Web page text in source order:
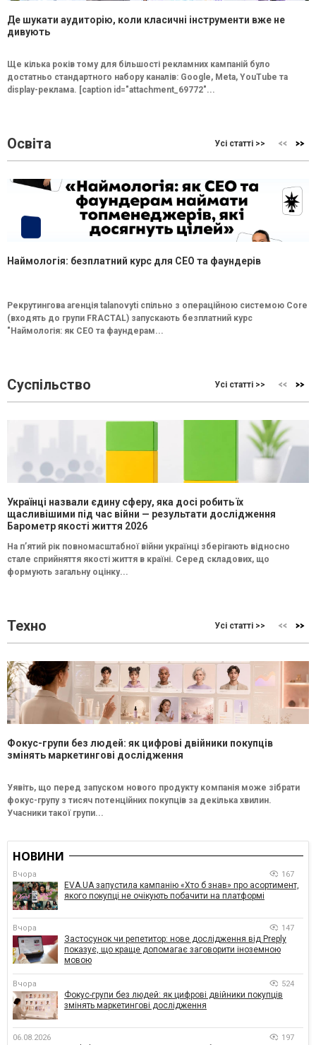
Де шукати аудиторію, коли класичні інструменти вже не
дивують
Ще кілька років тому для більшості рекламних кампаній було
достатньо стандартного набору каналів: Google, Meta, YouTube та
display-реклама. [caption id="attachment_69772"...
Освіта Усі статті >>
Наймологія: безплатний курс для CEO та фаундерів
Рекрутингова агенція talanovyti спільно з операційною системою Core
(входять до групи FRACTAL) запускають безплатний курс
"Наймологія: як СEO та фаундерам...
Суспільство Усі статті >>
Українці назвали єдину сферу, яка досі робить їх
щасливішими під час війни — результати дослідження
Барометр якості життя 2026
На п’ятий рік повномасштабної війни українці зберігають відносно
стале сприйняття якості життя в країні. Серед складових, що
формують загальну оцінку...
Техно Усі статті >>
Фокус-групи без людей: як цифрові двійники покупців
змінять маркетингові дослідження
Уявіть, що перед запуском нового продукту компанія може зібрати
фокус-групу з тисяч потенційних покупців за декілька хвилин.
Учасники такої групи...
НОВИНИ
Вчора 167
EVA.UA запустила кампанію «Хто б знав» про асортимент,
якого покупці не очікують побачити на платформі
Вчора 147
Застосунок чи репетитор: нове дослідження від Preply
показує, що краще допомагає заговорити іноземною
мовою
Вчора 524
Фокус-групи без людей: як цифрові двійники покупців
змінять маркетингові дослідження
06.08.2026 197